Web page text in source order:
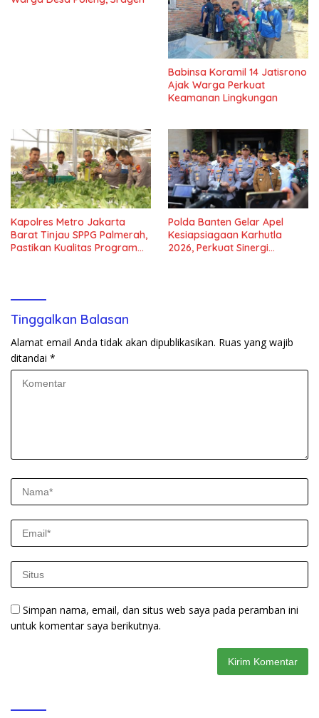
Babinsa Koramil 14 Jatisrono
Ajak Warga Perkuat
Keamanan Lingkungan
Kapolres Metro Jakarta
Barat Tinjau SPPG Palmerah,
Pastikan Kualitas Program
Polda Banten Gelar Apel
Kesiapsiagaan Karhutla
2026, Perkuat Sinergi
Tinggalkan Balasan
Alamat email Anda tidak akan dipublikasikan. Ruas yang wajib
ditandai *
Simpan nama, email, dan situs web saya pada peramban ini
untuk komentar saya berikutnya.